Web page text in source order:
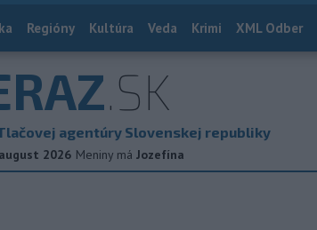
Regióny Kultúra Veda Krimi XML Odber
.SK
agentúry Slovenskej republiky
2026 Meniny má Jozefína